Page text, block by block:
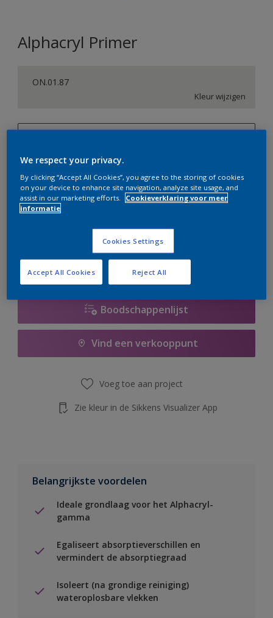
Alphacryl Primer
ON.01.87
Kleur wijzigen
1 L
2,5 L
5 L
Bereken
Op dit moment is het niet mogelijk dit product online
te bestellen. Bezoek je dichtstbijzijnde winkel of klik op
Boodschappenlijst
Vind een verkooppunt
Voeg toe aan project
Zie kleur in de Sikkens Visualizer App
Belangrijkste voordelen
Ideale grondlaag voor het Alphacryl-
gamma
Egaliseert absorptieverschillen en
vermindert de absorptiegraad
Isoleert (na grondige reiniging)
wateroplosbare vlekken
We respect your privacy.
By clicking “Accept All Cookies”, you agree to the storing of cookies
on your device to enhance site navigation, analyze site usage, and
assist in our marketing efforts.
Cookieverklaring voor meer
informatie
Cookies Settings
Reject All
Accept All Cookies